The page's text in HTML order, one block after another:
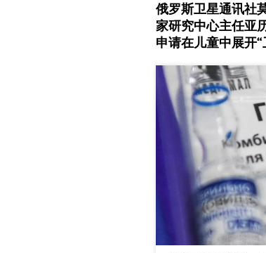
俄罗斯卫星通讯社
家研究​中心主任亚
申请在儿童中展开